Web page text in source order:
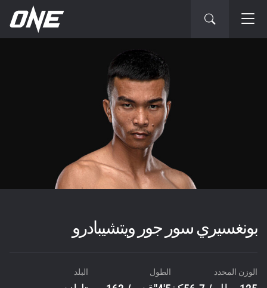
بونغسيري سور جور ويتشيبادرو
الوزن المحدد الطول البلد